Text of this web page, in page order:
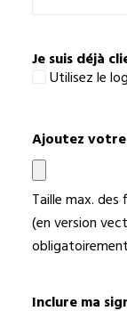
Je suis déjà
Utilisez le
Ajoutez
Taille max. des
(en version
Inclure ma